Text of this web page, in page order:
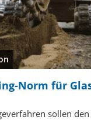
Norm für
sollen